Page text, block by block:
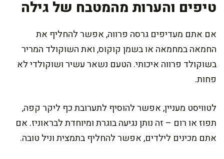
טיפים והערות מהמטבח של גילה
אם אתם מעדיפים גרסה פרווה, אפשר להחליף את
החמאה במחמאה או בשמן קוקוס, ואת השוקולד המריר
בשוקולד פרווה איכותי. הטעם נשאר עשיר ושוקולדי לא
פחות.
לטוויסט מעניין, אפשר להוסיף לתערובת כף ליקר קפה,
תפוז או רום – זה נותן נגיעה בוגרת ומיוחדת לבראוניז. אם
אתם מכינים לילדים, אפשר להחליף בתמצית וניל טובה.